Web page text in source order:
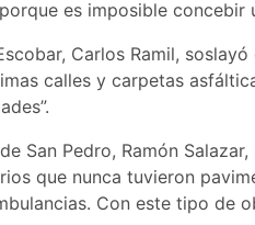
es imposible concebir
Carlos Ramil,
calles y carpetas
San Pedro, Ramón
que nunca tuvieron
Con este tipo de